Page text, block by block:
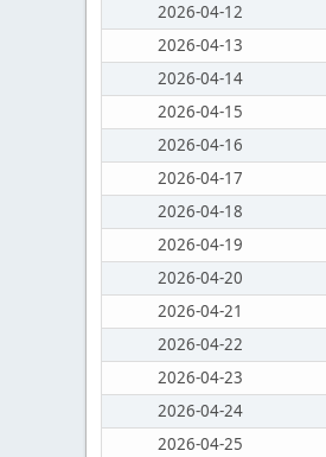
2026-04-12
2026-04-13
2026-04-14
2026-04-15
2026-04-16
2026-04-17
2026-04-18
2026-04-19
2026-04-20
2026-04-21
2026-04-22
2026-04-23
2026-04-24
2026-04-25